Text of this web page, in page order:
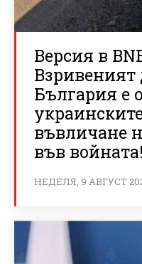
Версия в
Взривеният
България е
въвличане
във войната!
НЕДЕЛЯ, 9 АВГУСТ